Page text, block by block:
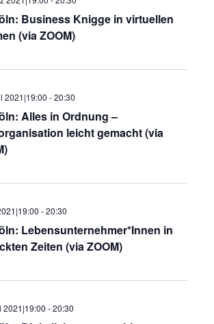
Business Knigge in virtuellen
(via ZOOM)
Alles in Ordnung –
leicht gemacht (via
2021|19:00 -20:30
Lebensunternehmer*Innen in
Zeiten (via ZOOM)
-20:30
2021|19:00 -20:30